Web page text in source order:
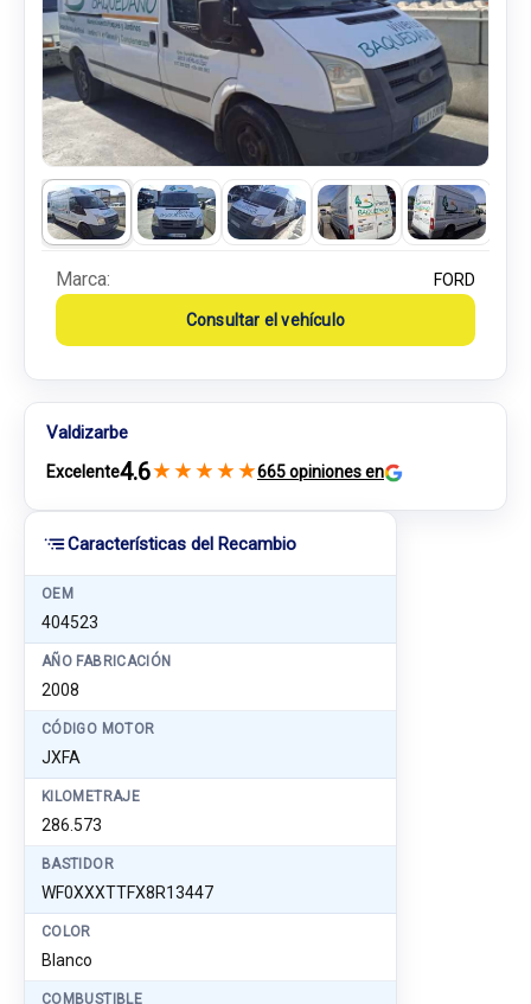
Características del Recambio
OEM
404523
AÑO FABRICACIÓN
2008
CÓDIGO MOTOR
JXFA
KILOMETRAJE
286.573
BASTIDOR
WF0XXXTTFX8R13447
COLOR
Blanco
COMBUSTIBLE
Marca: FORD
Consultar el vehículo
Valdizarbe
Excelente4.6★ ★ ★ ★ ★665 opiniones en